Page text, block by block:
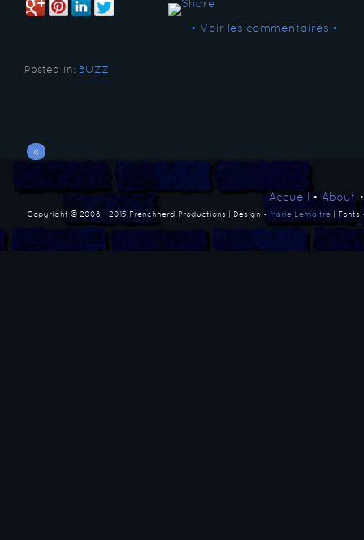
• Voir les commentaires •
Posted in: BUZZ
«
Accueil• About
Copyright © 2008 - 2015 Frenchnerd Productions | Design • Marie Lemaitre |